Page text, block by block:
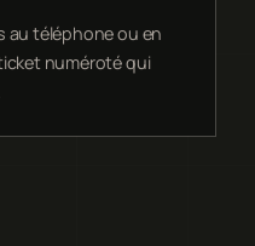
au téléphone ou en
numéroté qui